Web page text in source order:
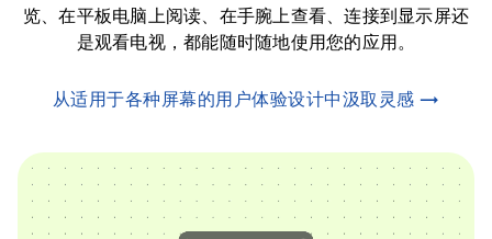
览、在平板电脑上阅读、在手腕上查看、连接到显示屏还
是观看电视，都能随时随地使用您的应用。
从适用于各种屏幕的用户体验设计中汲取灵感 →